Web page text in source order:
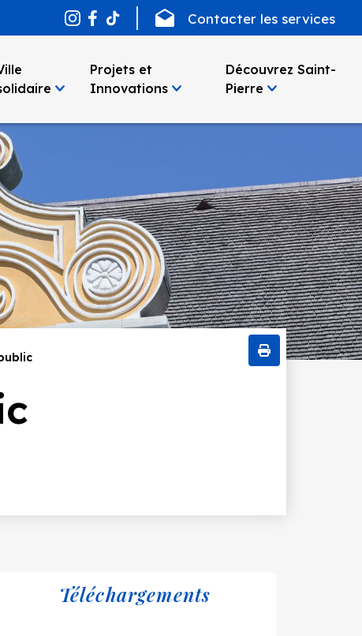
Contacter les services
Projets et
Innovations
Découvrez Saint-
Pierre
Téléchargements